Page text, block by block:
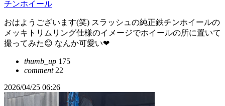
チンホイール
おはようございます(笑) スラッシュの純正鉄チンホイールの
メッキトリムリング仕様のイメージでホイールの所に置いて
撮ってみた😊 なんか可愛い❤
thumb_up 175
comment22
2026/04/25 06:26